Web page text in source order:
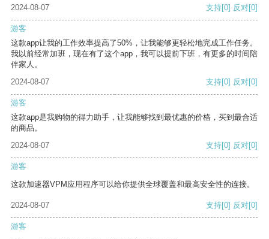
2024-08-07 支持[0] 反对[0]
游客
这款app让我的工作效率提高了50%，让我能够更轻松地完成工作任务。
我以前经常加班，现在有了这个app，我可以提前下班，有更多的时间陪
伴家人。
2024-08-07
支持[0] 反对[0]
游客
这款app是我购物的得力助手，让我能够找到最优惠的价格，买到最合适
的商品。
2024-08-07
支持[0] 反对[0]
游客
这款加速器VPM应用程序可以给你提供全球覆盖和最高安全性的连接。
2024-08-07 支持[0] 反对[0]
游客